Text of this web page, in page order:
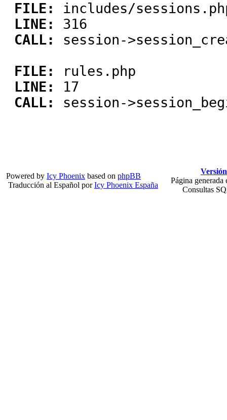
FILE:
includes/
LINE:
316
CALL:
session-
FILE:
rules.php
LINE:
17
CALL:
session-
Powered by Icy Phoenix based on phpBB
Traducción al Español porIcy Phoenix España
Página generada
Consultas